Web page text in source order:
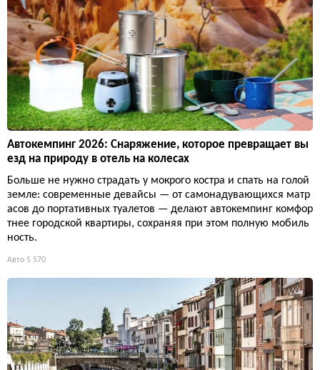
Автокемпинг 2026: Снаряжение, которое превращает вы
езд на природу в отель на колесах
Больше не нужно страдать у мокрого костра и спать на голой
земле: современные девайсы — от самонадувающихся матр
асов до портативных туалетов — делают автокемпинг комфор
тнее городской квартиры, сохраняя при этом полную мобиль
ность.
Авто 5 570